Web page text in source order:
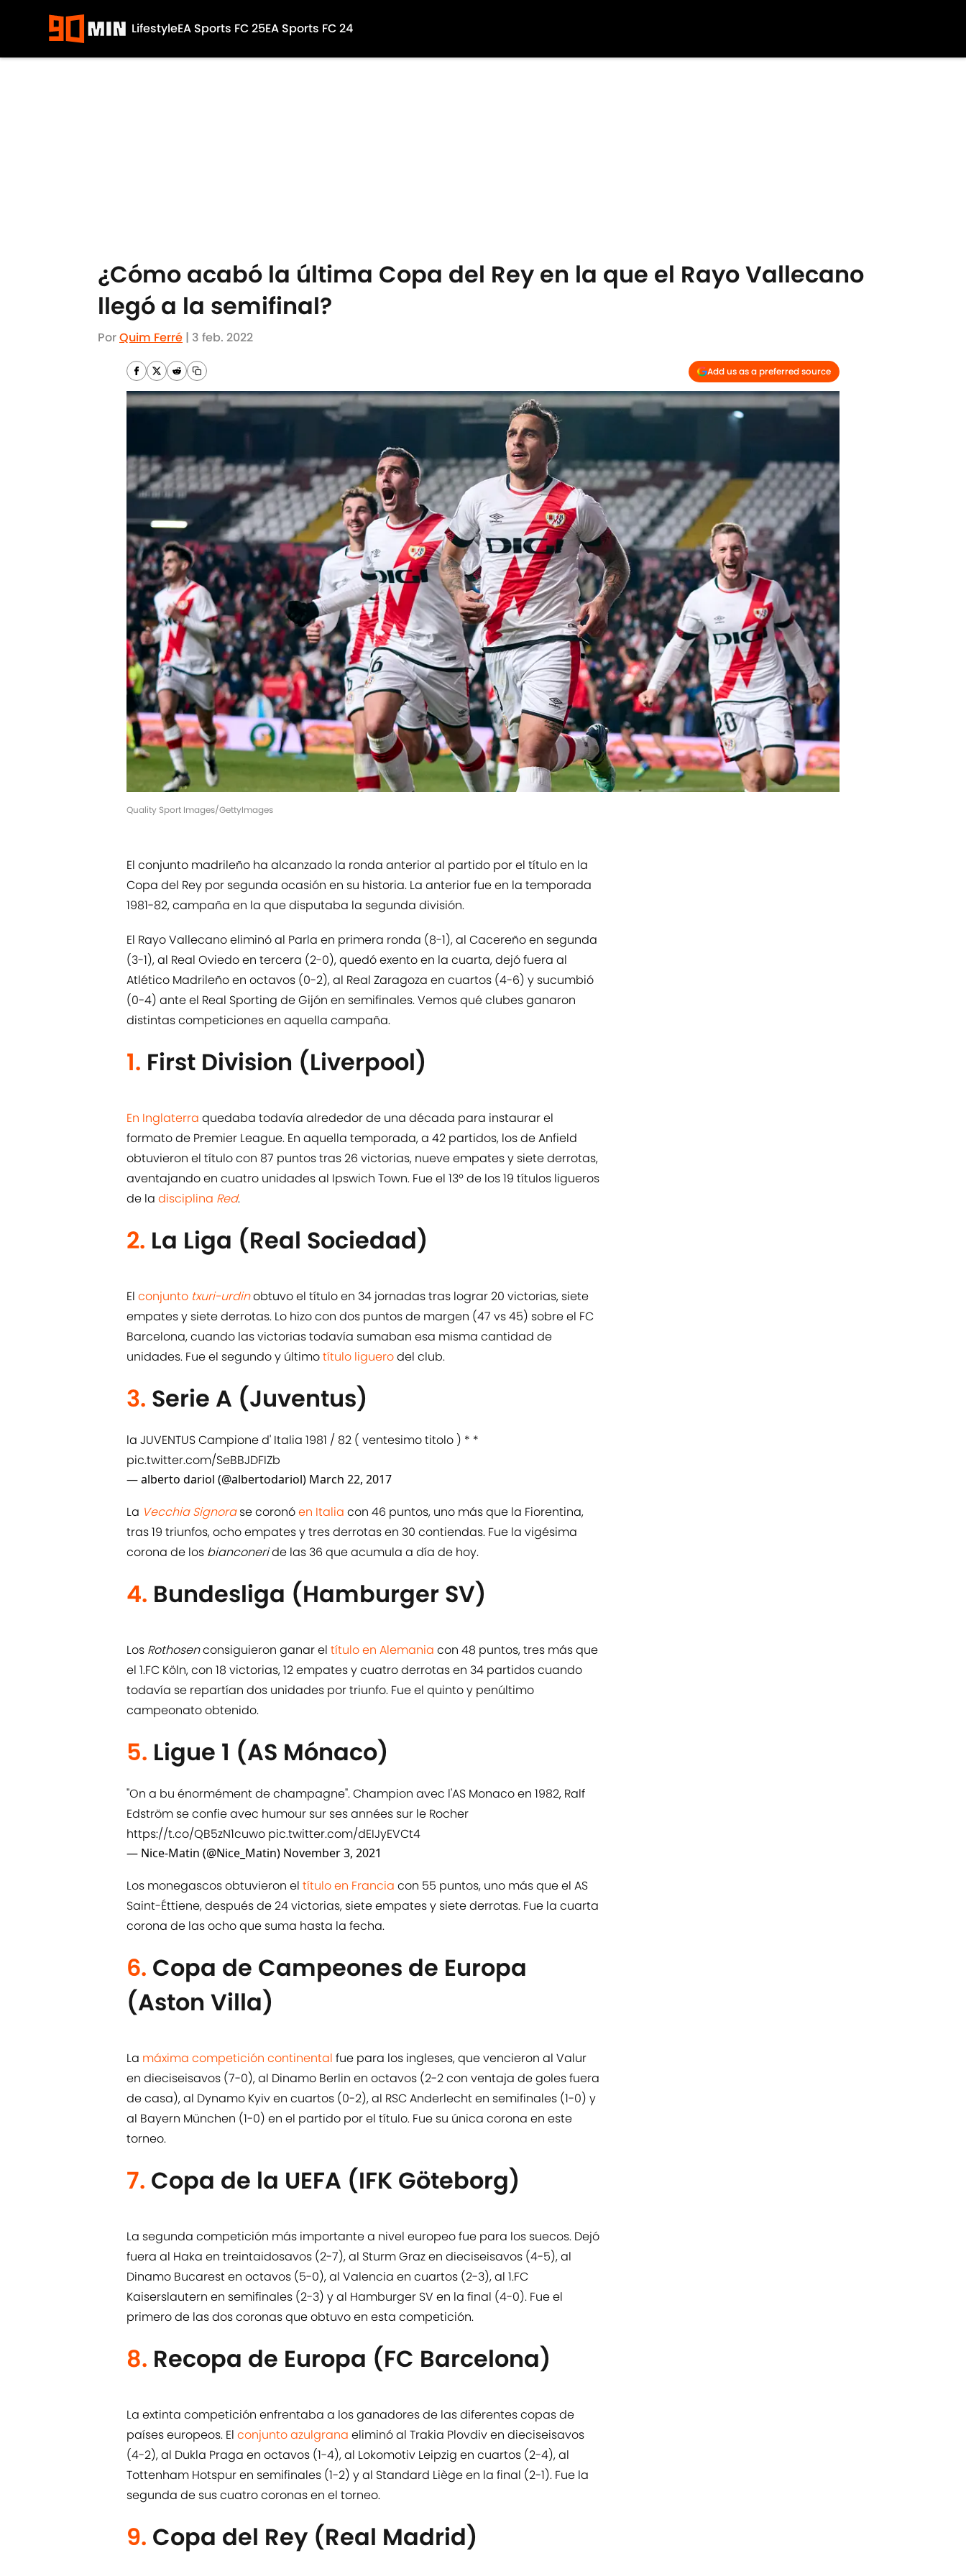
LifestyleEA Sports FC 25EA Sports FC 24
¿Cómo acabó la última Copa del Rey en la que el Rayo Vallecano
llegó a la semifinal?
PorQuim Ferré | 3 feb. 2022
Add us as a preferred source
Quality Sport Images/GettyImages
El conjunto madrileño ha alcanzado la ronda anterior al partido por el título en la
Copa del Rey por segunda ocasión en su historia. La anterior fue en la temporada
1981-82, campaña en la que disputaba la segunda división.
El Rayo Vallecano eliminó al Parla en primera ronda (8-1), al Cacereño en segunda
(3-1), al Real Oviedo en tercera (2-0), quedó exento en la cuarta, dejó fuera al
Atlético Madrileño en octavos (0-2), al Real Zaragoza en cuartos (4-6) y sucumbió
(0-4) ante el Real Sporting de Gijón en semifinales. Vemos qué clubes ganaron
distintas competiciones en aquella campaña.
1. First Division (Liverpool)
En Inglaterra quedaba todavía alrededor de una década para instaurar el
formato de Premier League. En aquella temporada, a 42 partidos, los de Anfield
obtuvieron el título con 87 puntos tras 26 victorias, nueve empates y siete derrotas,
aventajando en cuatro unidades al Ipswich Town. Fue el 13º de los 19 títulos ligueros
de la disciplina Red.
2. La Liga (Real Sociedad)
El conjunto txuri-urdinobtuvo el título en 34 jornadas tras lograr 20 victorias, siete
empates y siete derrotas. Lo hizo con dos puntos de margen (47 vs 45) sobre el FC
Barcelona, cuando las victorias todavía sumaban esa misma cantidad de
unidades. Fue el segundo y últimotítulo liguerodel club.
3. Serie A (Juventus)
la JUVENTUS Campione d' Italia 1981 / 82 ( ventesimo titolo ) * *
pic.twitter.com/SeBBJDFIZb
— alberto dariol (@albertodariol) March 22, 2017
La Vecchia Signorase coronóen Italia con 46 puntos, uno más que la Fiorentina,
tras 19 triunfos, ocho empates y tres derrotas en 30 contiendas. Fue la vigésima
corona de los bianconeride las 36 que acumula a día de hoy.
4. Bundesliga (Hamburger SV)
Los Rothosenconsiguieron ganar el título en Alemania con 48 puntos, tres más que
el 1.FC Köln, con 18 victorias, 12 empates y cuatro derrotas en 34 partidos cuando
todavía se repartían dos unidades por triunfo. Fue el quinto y penúltimo
campeonato obtenido.
5. Ligue 1 (AS Mónaco)
"On a bu énormément de champagne". Champion avec l'AS Monaco en 1982, Ralf
Edström se confie avec humour sur ses années sur le Rocher
https://t.co/QB5zN1cuwo pic.twitter.com/dEIJyEVCt4
— Nice-Matin (@Nice_Matin) November 3, 2021
Los monegascos obtuvieron el título en Francia con 55 puntos, uno más que el AS
Saint-Éttiene, después de 24 victorias, siete empates y siete derrotas. Fue la cuarta
corona de las ocho que suma hasta la fecha.
6. Copa de Campeones de Europa
(Aston Villa)
La máxima competición continental fue para los ingleses, que vencieron al Valur
en dieciseisavos (7-0), al Dinamo Berlin en octavos (2-2 con ventaja de goles fuera
de casa), al Dynamo Kyiv en cuartos (0-2), al RSC Anderlecht en semifinales (1-0) y
al Bayern München (1-0) en el partido por el título. Fue su única corona en este
torneo.
7. Copa de la UEFA (IFK Göteborg)
La segunda competición más importante a nivel europeo fue para los suecos. Dejó
fuera al Haka en treintaidosavos (2-7), al Sturm Graz en dieciseisavos (4-5), al
Dinamo Bucarest en octavos (5-0), al Valencia en cuartos (2-3), al 1.FC
Kaiserslautern en semifinales (2-3) y al Hamburger SV en la final (4-0). Fue el
primero de las dos coronas que obtuvo en esta competición.
8. Recopa de Europa (FC Barcelona)
La extinta competición enfrentaba a los ganadores de las diferentes copas de
países europeos. El conjunto azulgrana eliminó al Trakia Plovdiv en dieciseisavos
(4-2), al Dukla Praga en octavos (1-4), al Lokomotiv Leipzig en cuartos (2-4), al
Tottenham Hotspur en semifinales (1-2) y al Standard Liège en la final (2-1). Fue la
segunda de sus cuatro coronas en el torneo.
9. Copa del Rey (Real Madrid)